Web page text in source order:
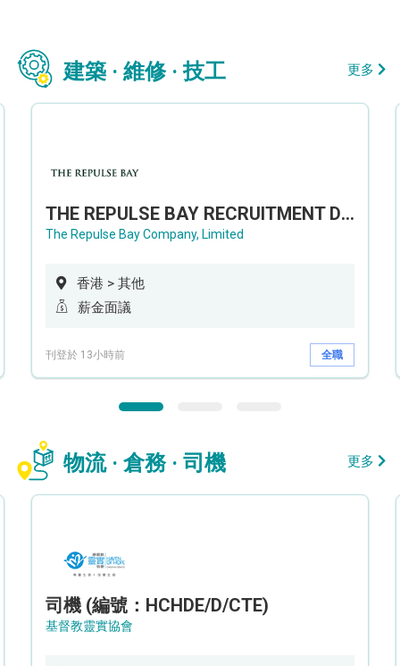
建築 · 維修 · 技工 更多
THE REPULSE BAY RECRUITMENT DAY 淺水灣影灣園人才招聘會
The Repulse Bay Company, Limited
香港 > 其他
薪金面議
刊登於 13小時前 全職
物流 · 倉務 · 司機 更多
司機 (編號：HCHDE/D/CTE)
基督教靈實協會